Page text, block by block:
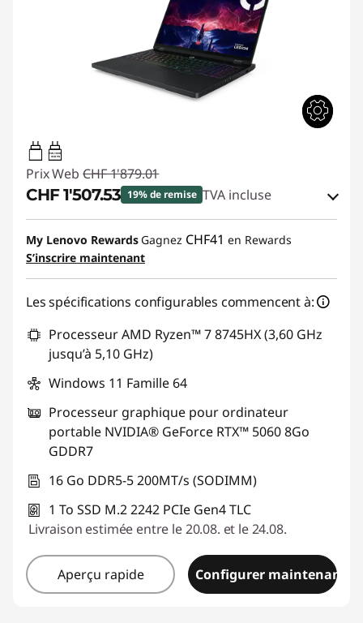
65W-100W
USB PD
Prix Web CHF 1'879.01
CHF 1'507.53 19% de remise TVA incluse
Bons de réduction en ligne :-CHF 371.48
Code de réduction :
My Lenovo Rewards Gagnez CHF41 en Rewards
S’inscrire maintenant
Les spécifications configurables commencent à:
Processeur AMD Ryzen™ 7 8745HX (3,60 GHz
jusqu’à 5,10 GHz)
Windows 11 Famille 64
Processeur graphique pour ordinateur
portable NVIDIA® GeForce RTX™ 5060 8Go
GDDR7
16 Go DDR5-5 200MT/s (SODIMM)
1 To SSD M.2 2242 PCIe Gen4 TLC
Livraison estimée entre le 20.08. et le 24.08.
Aperçu rapide Configurer maintenant